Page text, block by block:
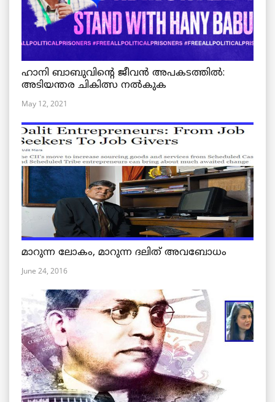
ഹാനി ബാബുവിന്റെ ജീവൻ അപകടത്തിൽ:
അടിയന്തര ചികിത്സ നൽകുക
May 12, 2021
മാറുന്ന ലോകം, മാറുന്ന ദലിത് അവബോധം
June 24, 2016